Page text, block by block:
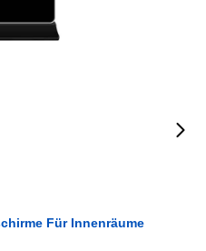
Für Innenräume